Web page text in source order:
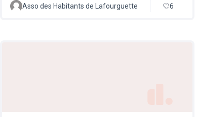
Asso des Habitants de Lafourguette 6